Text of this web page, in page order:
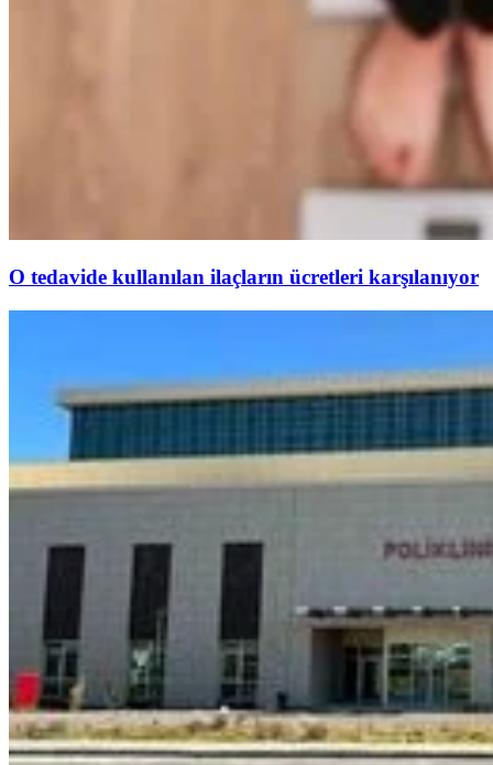
O tedavide kullanılan ilaçların ücretleri karşılanıyor